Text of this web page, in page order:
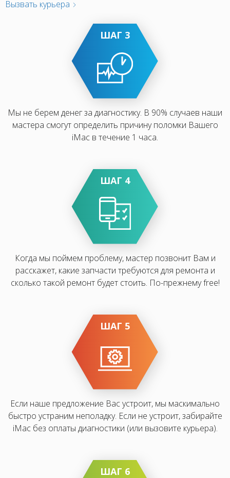
Вызвать курьера
ШАГ 3
Мы не берем денег за диагностику. В 90% случаев наши
мастера смогут определить причину поломки Вашего
iMac в течение 1 часа.
ШАГ 4
Когда мы поймем проблему, мастер позвонит Вам и
расскажет, какие запчасти требуются для ремонта и
сколько такой ремонт будет стоить. По-прежнему free!
ШАГ 5
Если наше предложение Вас устроит, мы маскимально
быстро устраним неполадку. Если не устроит, забирайте
iMac без оплаты диагностики (или вызовите курьера).
ШАГ 6